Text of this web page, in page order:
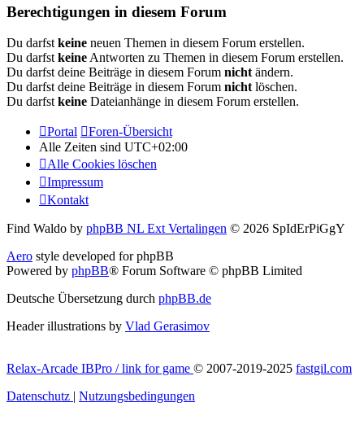
Berechtigungen in diesem Forum
Du darfstkeine neuen Themen in diesem Forum erstellen.
Du darfstkeineAntworten zu Themen in diesem Forum erstellen.
Du darfst deine Beiträge in diesem Forum nichtändern.
Du darfst deine Beiträge in diesem Forum nichtlöschen.
Du darfstkeine Dateianhänge in diesem Forum erstellen.
Portal
Foren-Übersicht
Alle Zeiten sind UTC+02:00
Alle Cookies löschen
Impressum
Kontakt
Find Waldo by phpBB NL Ext Vertalingen © 2026 SpIdErPiGgY
Aero style developed for phpBB
Powered by phpBB® Forum Software © phpBB Limited
Deutsche Übersetzung durch phpBB.de
Header illustrations by Vlad Gerasimov
Relax-Arcade IBPro / link for game © 2007-2019-2025 fastgil.com
Datenschutz | Nutzungsbedingungen